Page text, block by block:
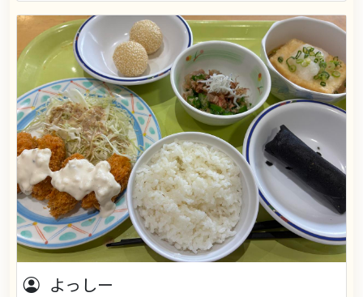
よっしー